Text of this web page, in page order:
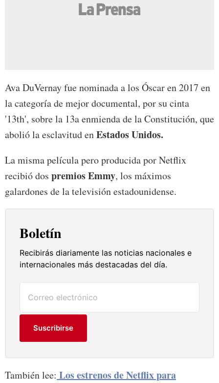
Ava DuVernay fue nominada a los Óscar en 2017 en
la categoría de mejor documental, por su cinta
'13th', sobre la 13a enmienda de la Constitución, que
abolió la esclavitud enEstados Unidos.
La misma película pero producida por Netflix
recibió dos premios Emmy, los máximos
galardones de la televisión estadounidense.
Boletín
Recibirás diariamente las noticias nacionales e
internacionales más destacadas del día.
Suscribirse
También lee: Los estrenos de Netflix para